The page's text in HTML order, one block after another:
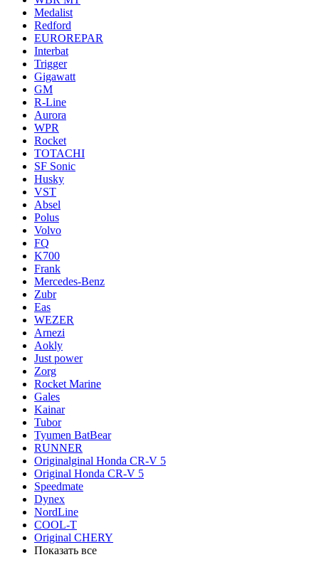
Medalist
Redford
EUROREPAR
Interbat
Trigger
Gigawatt
GM
R-Line
Aurora
WPR
Rocket
TOTACHI
SF Sonic
Husky
VST
Absel
Polus
Volvo
FQ
K700
Frank
Mercedes-Benz
Zubr
Eas
WEZER
Arnezi
Aokly
Just power
Zorg
Rocket Marine
Gales
Kainar
Tubor
Tyumen BatBear
RUNNER
Originalginal Honda CR-V 5
Original Honda CR-V 5
Speedmate
Dynex
NordLine
COOL-T
Original СHERY
Показать все